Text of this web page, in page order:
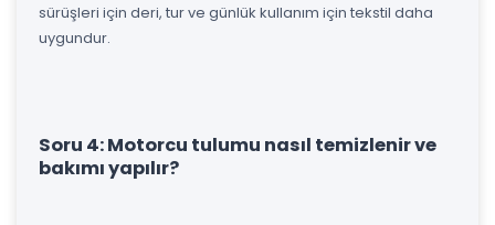
sürüşleri için deri, tur ve günlük kullanım için tekstil daha
uygundur.
Soru 4: Motorcu tulumu nasıl temizlenir ve
bakımı yapılır?